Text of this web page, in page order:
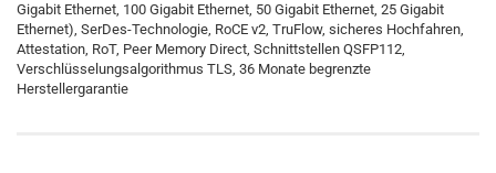
Gigabit Ethernet, 100 Gigabit Ethernet, 50 Gigabit Ethernet, 25 Gigabit
Ethernet), SerDes-Technologie, RoCE v2, TruFlow, sicheres Hochfahren,
Attestation, RoT, Peer Memory Direct, Schnittstellen QSFP112,
Verschlüsselungsalgorithmus TLS, 36 Monate begrenzte
Herstellergarantie